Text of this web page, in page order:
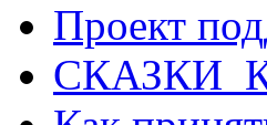
Проект
СКАЗКИ